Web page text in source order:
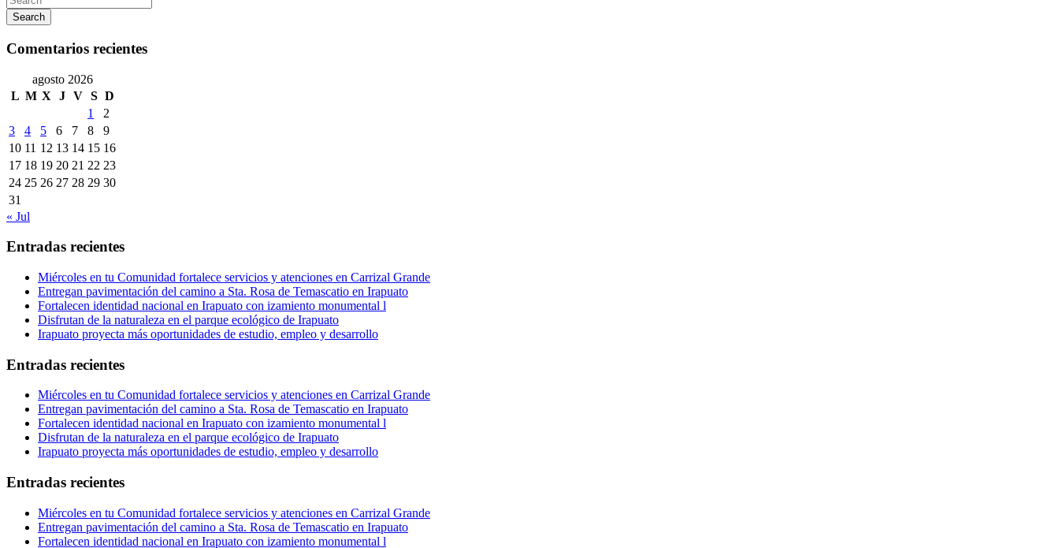
Search
Comentarios recientes
agosto 2026
L M X J V S D
1
2
3
4 5 6 7 8
9
10 11 12 13 14 15 16
17 18 19 20 21 22 23
24 25 26 27 28 29 30
31
« Jul
Entradas recientes
Miércoles en tu Comunidad fortalece servicios y atenciones en Carrizal Grande
Entregan pavimentación del camino a Sta. Rosa de Temascatio en Irapuato
Fortalecen identidad nacional en Irapuato con izamiento monumental l
Disfrutan de la naturaleza en el parque ecológico de Irapuato
Irapuato proyecta más oportunidades de estudio, empleo y desarrollo
Entradas recientes
Miércoles en tu Comunidad fortalece servicios y atenciones en Carrizal Grande
Entregan pavimentación del camino a Sta. Rosa de Temascatio en Irapuato
Fortalecen identidad nacional en Irapuato con izamiento monumental l
Disfrutan de la naturaleza en el parque ecológico de Irapuato
Irapuato proyecta más oportunidades de estudio, empleo y desarrollo
Entradas recientes
Miércoles en tu Comunidad fortalece servicios y atenciones en Carrizal Grande
Entregan pavimentación del camino a Sta. Rosa de Temascatio en Irapuato
Fortalecen identidad nacional en Irapuato con izamiento monumental l